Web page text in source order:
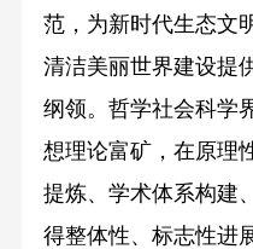
范，为新时代生态文
清洁美丽世界建设提
纲领。哲学社会科学
想理论富矿，在原理
提炼、学术体系构建
得整体性、标志性进